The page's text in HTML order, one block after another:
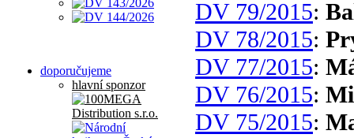
doporučujeme
hlavní sponzor
DV 79/2015:
DV 78/2015:
DV 77/2015:
DV 76/2015:
DV 75/2015: